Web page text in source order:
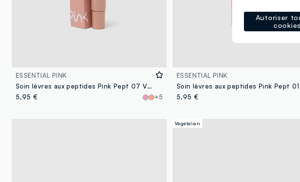
ESSENTIAL PINK
Soin lèvres aux peptides Pink Pept 07 Vanilla
5,95 €
+5
ESSENTIAL PINK
5,95 €
Végétalien
Autoriser
cookies